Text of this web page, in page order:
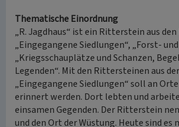
Thematische Einordnung
„R. Jagdhaus“ ist ein Ritterstein aus
„Eingegangene Siedlungen“, „Forst-
„Kriegsschauplätze und Schanzen,
Legenden“. Mit den Rittersteinen aus
„Eingegangene Siedlungen“ soll an
erinnert werden. Dort lebten und
einsamen Gegenden. Der Ritterstein
und den Ort der Wüstung. Heute sind es